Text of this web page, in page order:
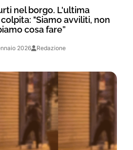
nel borgo. L'ultima
"Siamo avviliti, non
cosa fare”
2026 Redazione